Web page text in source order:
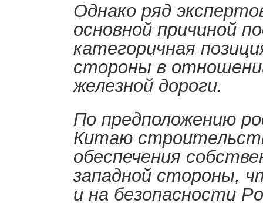
Однако ряд
основной причиной
категоричная
стороны в
железной дороги.
По предположению
Китаю
обеспечения
западной стороны,
и на безопасности